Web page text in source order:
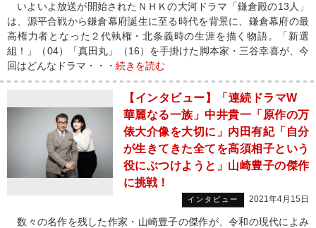
いよいよ放送が開始されたＮＨＫの大河ドラマ「鎌倉殿の13人」
は、源平合戦から鎌倉幕府誕生に至る時代を背景に、鎌倉幕府の最
高権力者となった２代執権・北条義時の生涯を描く物語。「新選
組！」（04）「真田丸」（16）を手掛けた脚本家・三谷幸喜が、今
回はどんなドラマ・・・ 続きを読む
【インタビュー】「連続ドラマW
華麗なる一族」中井貴一「原作の万
俵大介像を大切に」内田有紀「自分
が生きてきた全てを高須相子という
役にぶつけようと」山崎豊子の傑作
に挑戦！
インタビュー 2021年4月15日
数々の名作を残した作家・山崎豊子の傑作が、令和の現代によみ